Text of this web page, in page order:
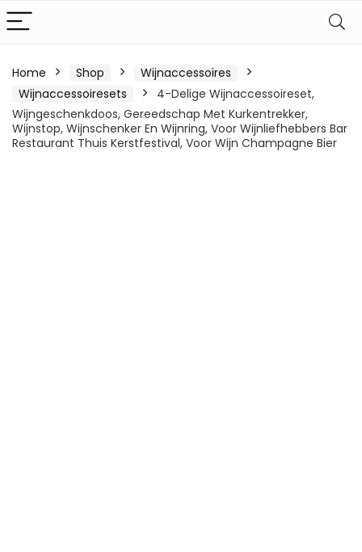
Home Shop
Wijnaccessoires
Wijnaccessoiresets
4-Delige Wijnaccessoireset,
Wijngeschenkdoos, Gereedschap Met Kurkentrekker,
Wijnstop, Wijnschenker En Wijnring, Voor Wijnliefhebbers Bar
Restaurant Thuis Kerstfestival, Voor Wijn Champagne Bier